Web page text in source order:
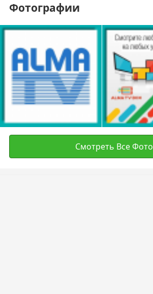
Фотографии
Смотреть Все Фото